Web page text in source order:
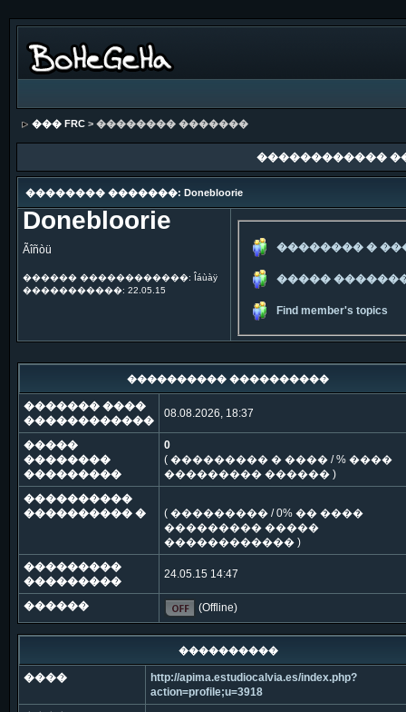
��� FRC> �������� �������
������������
�������� �������: Donebloorie
Donebloorie
Ãîñòü
������ ������������: Îáùàÿ
�����������: 22.05.15
�������� �
�����
Find member's topics
���������� ����������
������� ����
������������
08.08.2026, 18:37
�����
��������
���������
0
( ��������� � ���� / % ����
��������� ������ )
����������
���������� �
( ��������� / 0% �� ����
��������� �����
������������ )
���������
���������
24.05.15 14:47
������ (Offline)
����������
����
http://apima.estudiocalvia.es/index.php?
action=profile;u=3918